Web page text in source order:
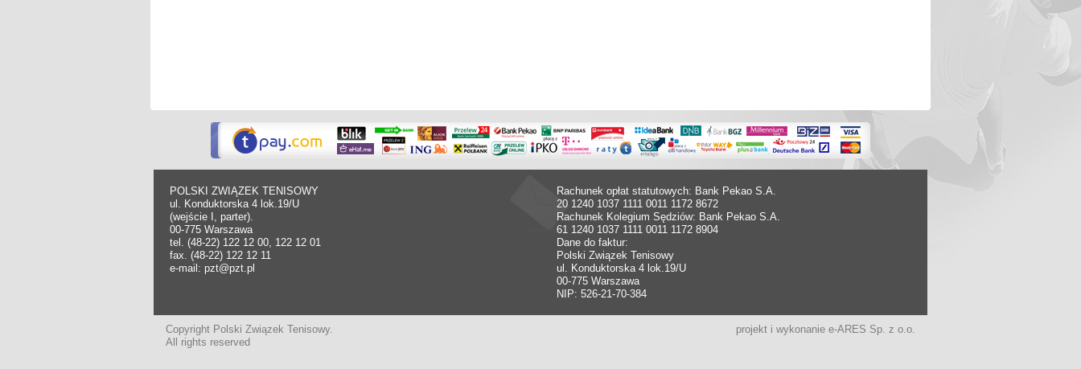
POLSKI ZWIĄZEK TENISOWY
ul. Konduktorska 4 lok.19/U
(wejście I, parter).
00-775 Warszawa
tel. (48-22) 122 12 00, 122 12 01
fax. (48-22) 122 12 11
e-mail: pzt@pzt.pl
Rachunek opłat statutowych: Bank Pekao S.A.
20 1240 1037 1111 0011 1172 8672
Rachunek Kolegium Sędziów: Bank Pekao S.A.
61 1240 1037 1111 0011 1172 8904
Dane do faktur:
Polski Związek Tenisowy
ul. Konduktorska 4 lok.19/U
00-775 Warszawa
NIP: 526-21-70-384
Copyright Polski Związek Tenisowy.
All rights reserved
projekt i wykonanie e-ARES Sp. z o.o.